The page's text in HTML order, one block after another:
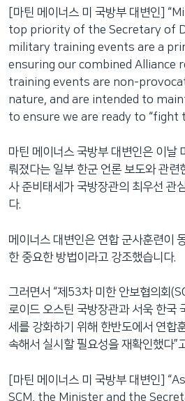
[마틴 메이너스 미 국방부 대변인]
top priority of the Secretary of
military training events are a
ensuring our combined Alliance
training events are non-
nature, and are intended to
to ensure we are ready to “fight
마틴 메이너스 국방부 대변인은 이날
뤄졌다는 일부 한군 언론 보도와 관련
사 준비태세가 국방장관의 최우선 관
다.
메이너스 대변인은 연합 군사훈련이
한 중요한 방법이라고 강조했습니다.
그러면서 “제53차 미한 안보협의회
로이드 오스틴 국방장관과 서욱 한국
세를 강화하기 위해 한반도에서 연합
속해서 실시할 필요성을 재확인했다”
[마틴 메이너스 미 국방부 대변인]
SCM, the Minister and the